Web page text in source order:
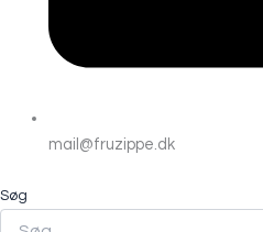
mail@fruzippe.dk
Søg